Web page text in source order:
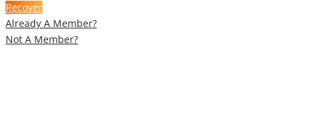
Recover
Already A Member?
Not A Member?